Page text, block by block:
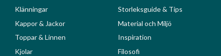
Klänningar
Kappor & Jackor
Toppar & Linnen
Kjolar
Storleksguide & Tips
Material och Miljö
Inspiration
Filosofi